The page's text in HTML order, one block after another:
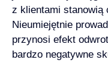
z klientami stanowią
Nieumiejętnie
przynosi efekt
bardzo negatywne